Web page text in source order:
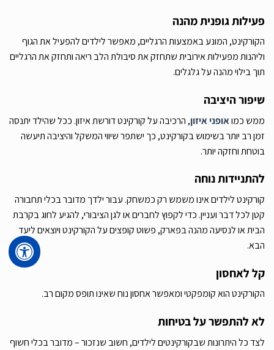
פעילות גופנית מהנה
הקורקינט, המונע באמצעות הרגליים, מאפשר לילדים להפעיל את הגוף
וליהנות מפעילות אירובית שתחזק את סיבולת הלב ריאה ותחזק את הרגליים
תוך בילוי מהנה על גלגלים.
שיפור היציבה
ממש כמואופני איזון, הרכיבה על קורקינט דורשת איזון. ככל שהילד יתנסה
זמן רב יותר בשימוש בקורקינט, כך ישתפר שיווי המשקל והיציבה תיעשה
בוטחת וחזקה יותר.
להתניידות נוחה
קורקינט לילדים אינו משמש רק כמשחק. עבור ילדך מדובר בכלי תחבורה
קטן לכל דבר ועניין. כדי לקפוץ לחברים או לגן הציבורי, להגיע לחוג בקרבת
הבית או לנסיעה מהנה בפארק, פשוט קופצים על הקורקינט ויוצאים ליעד
הבא.
קל לאחסון
הקורקינט הוא קומפקטי ומאפשר אחסון נוח שאינו תופס מקום רב.
לא להתפשר על בטיחות
לצד כל היתרונות שבקורקינטים לילדים, חשוב שנזכור – מדובר בכלי חשוף